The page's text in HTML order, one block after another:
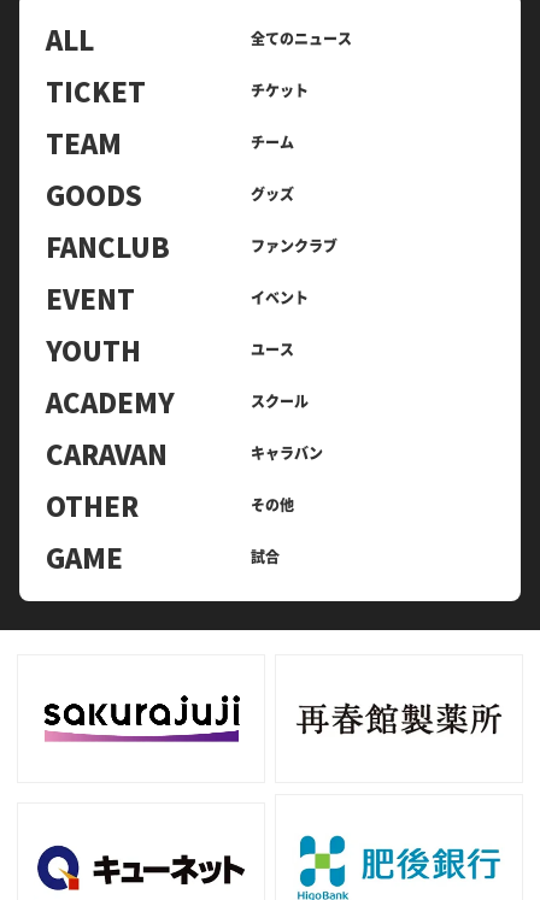
ALL 全てのニュース
TICKET チケット
TEAM チーム
GOODS グッズ
FANCLUB ファンクラブ
EVENT イベント
YOUTH ユース
ACADEMY スクール
CARAVAN キャラバン
OTHER その他
GAME 試合